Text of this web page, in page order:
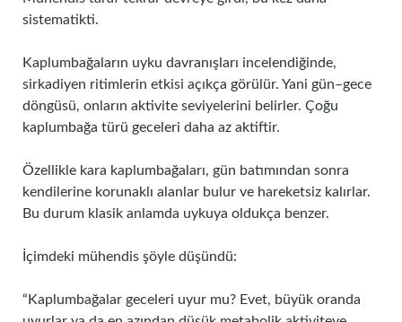
sistematikti.
Kaplumbağaların uyku davranışları incelendiğinde,
sirkadiyen ritimlerin etkisi açıkça görülür. Yani gün–gece
döngüsü, onların aktivite seviyelerini belirler. Çoğu
kaplumbağa türü geceleri daha az aktiftir.
Özellikle kara kaplumbağaları, gün batımından sonra
kendilerine korunaklı alanlar bulur ve hareketsiz kalırlar.
Bu durum klasik anlamda uykuya oldukça benzer.
İçimdeki mühendis şöyle düşündü:
“Kaplumbağalar geceleri uyur mu? Evet, büyük oranda